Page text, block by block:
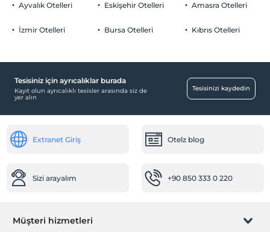
Ayvalık Otelleri
İzmir Otelleri
Eskişehir Otelleri
Bursa Otelleri
Amasra Otelleri
Kıbrıs Otelleri
Tesisiniz için ayrıcalıklar burada
Kayıt olun ayrıcalıklı tesisler arasında siz de
yer alın
Tesisinizi kaydedin
Extranet Giriş Otelz blog
Sizi arayalım +90 850 333 0 220
Müşteri hizmetleri